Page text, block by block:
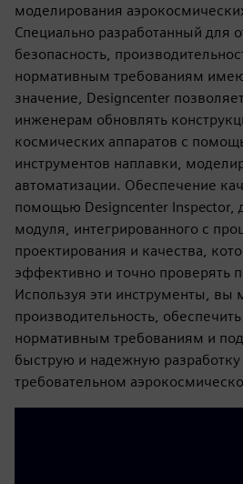
моделирования
Специально разработанный для
безопасность,
нормативным требованиям
значение, Designcenter
инженерам обновлять
космических аппаратов с
инструментов наплавки,
автоматизации. Обеспечение
помощью Designcenter Inspector,
модуля, интегрированного с
проектирования и качества,
эффективно и точно проверять
Используя эти инструменты, вы
производительность,
нормативным требованиям и
быструю и надежную разработку
требовательном